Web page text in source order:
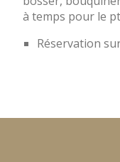
à temps pour le
Réservation